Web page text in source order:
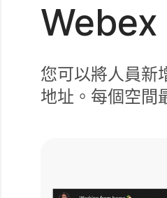
Webex
您可以將人員新
地址。每個空間